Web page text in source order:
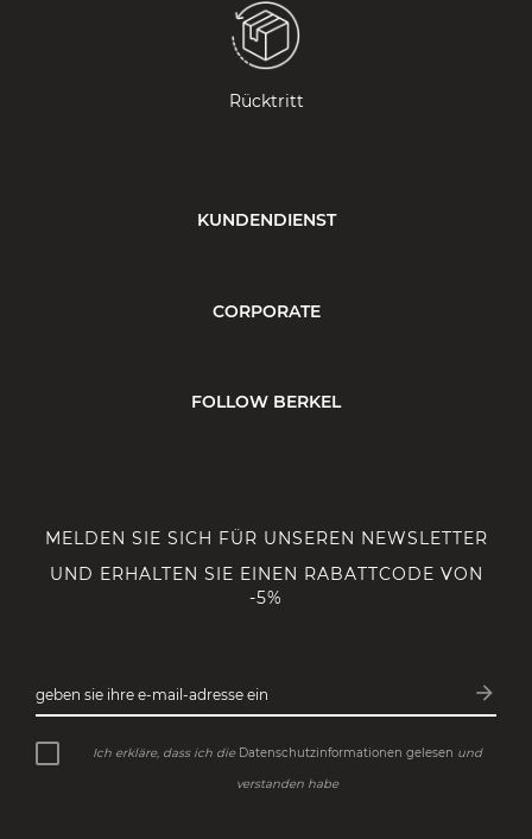
Rücktritt
KUNDENDIENST
CORPORATE
FOLLOW BERKEL
MELDEN SIE SICH FÜR UNSEREN NEWSLETTER
UND ERHALTEN SIE EINEN RABATTCODE VON
-5%
geben sie ihre e-mail-adresse ein arrow_forward
Ich erkläre, dass ich die Datenschutzinformationen gelesen und
verstanden habe